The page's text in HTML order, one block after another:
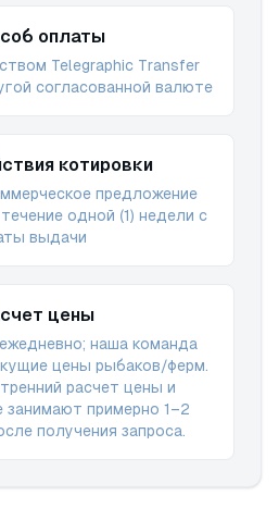
оплаты
Telegraphic Transfer
согласованной валюте
котировки
предложение
одной (1) недели с
выдачи
цены
наша команда
цены рыбаков/ферм.
расчет цены и
примерно 1–2
получения запроса.